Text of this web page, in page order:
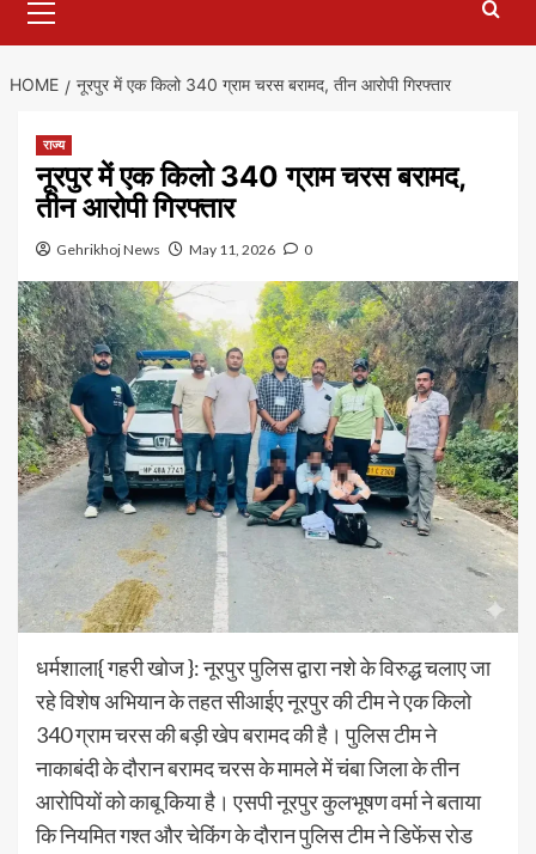
Menu
HOME नूरपुर में एक किलो 340 ग्राम चरस बरामद, तीन आरोपी गिरफ्तार
राज्य
नूरपुर में एक किलो 340 ग्राम चरस बरामद,
तीन आरोपी गिरफ्तार
Gehrikhoj News May 11, 2026 0
धर्मशाला{ गहरी खोज }: नूरपुर पुलिस द्वारा नशे के विरुद्ध चलाए जा
रहे विशेष अभियान के तहत सीआईए नूरपुर की टीम ने एक किलो
340 ग्राम चरस की बड़ी खेप बरामद की है। पुलिस टीम ने
नाकाबंदी के दौरान बरामद चरस के मामले में चंबा जिला के तीन
आरोपियों को काबू किया है। एसपी नूरपुर कुलभूषण वर्मा ने बताया
कि नियमित गश्त और चेकिंग के दौरान पुलिस टीम ने डिफेंस रोड